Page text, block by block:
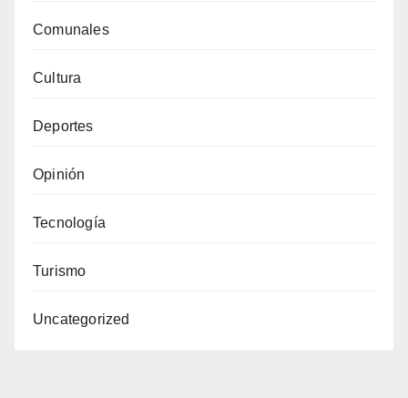
Comunales
Cultura
Deportes
Opinión
Tecnología
Turismo
Uncategorized